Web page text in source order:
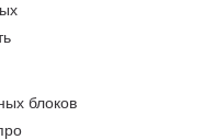
блоков